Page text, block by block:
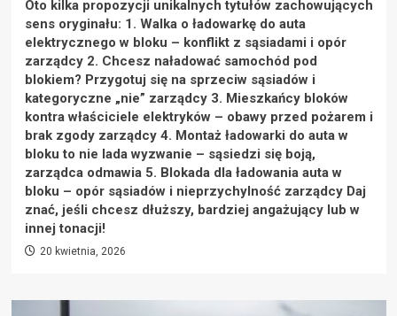
Oto kilka propozycji unikalnych tytułów zachowujących
sens oryginału: 1. Walka o ładowarkę do auta
elektrycznego w bloku – konflikt z sąsiadami i opór
zarządcy 2. Chcesz naładować samochód pod
blokiem? Przygotuj się na sprzeciw sąsiadów i
kategoryczne „nie” zarządcy 3. Mieszkańcy bloków
kontra właściciele elektryków – obawy przed pożarem i
brak zgody zarządcy 4. Montaż ładowarki do auta w
bloku to nie lada wyzwanie – sąsiedzi się boją,
zarządca odmawia 5. Blokada dla ładowania auta w
bloku – opór sąsiadów i nieprzychylność zarządcy Daj
znać, jeśli chcesz dłuższy, bardziej angażujący lub w
innej tonacji!
20 kwietnia, 2026